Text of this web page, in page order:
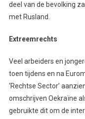
deel van de bevolking
met Rusland.
Extreemrechts
Veel arbeiders en
toen tijdens en na
‘Rechtse Sector’
omschrijven Oekraïne
gebruikte dit om de